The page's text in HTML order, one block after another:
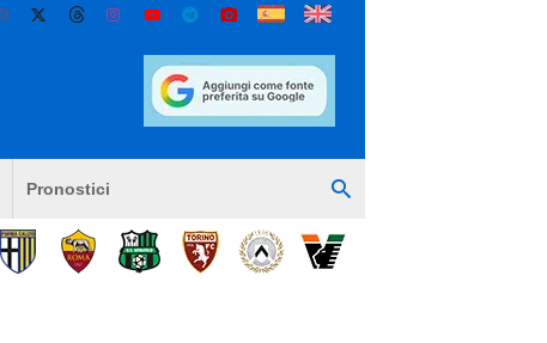
Pronostici